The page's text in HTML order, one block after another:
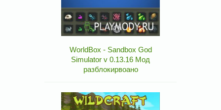
WorldBox - Sandbox God
Simulator v 0.13.16 Мод
разблокирвоано